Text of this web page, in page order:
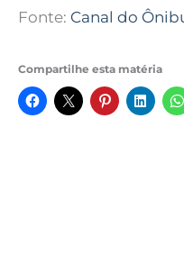
Fonte: Canal do
Compartilhe esta matéria